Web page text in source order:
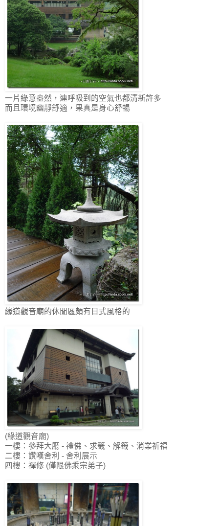
一片綠意盎然，連呼吸到的空氣也都清新許多
而且環境幽靜舒適，果真是身心舒暢
緣道觀音廟的休閒區頗有日式風格的
(緣道觀音廟)
一樓：參拜大廳 - 禮佛、求籤、解籤、消業祈福
二樓：讚嘆舍利 - 舍利展示
四樓：禪修 (僅限佛乘宗弟子)